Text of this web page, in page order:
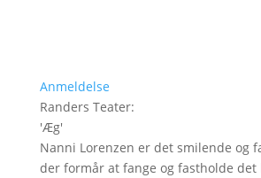
Anmeldelse
Randers Teater:
'Æg'
Nanni Lorenzen er det smilende og
der formår at fange og fastholde det